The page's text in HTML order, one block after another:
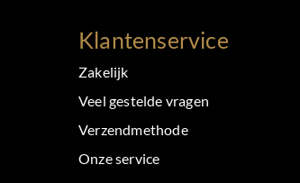
Klantenservice
Zakelijk
Veel gestelde vragen
Verzendmethode
Onze service